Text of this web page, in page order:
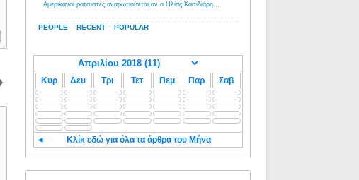
PEOPLE RECENT POPULAR
Αμερικανοί ρατσιστές αναρωτιούνται αν ο Ηλίας Κασιδιάρης ανήκει στη λευκή φυλή... - Λόγιος Ερμής
Κυρ Δευ Τρι Τετ Πεμ Παρ Σαβ
◄ Κλίκ εδώ για όλα τα άρθρα του Μήνα